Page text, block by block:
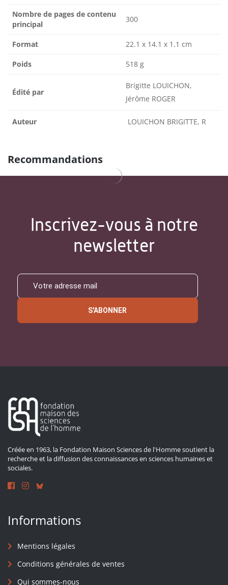
Nombre de pages de contenu
principal
300
Format 22.1 x 14.1 x 1.1 cm
Poids 518 g
Édité par
Brigitte LOUICHON,
Jérôme ROGER
Auteur LOUICHON BRIGITTE, R
Recommandations
Inscrivez-vous à notre
newsletter
S'ABONNER
Créée en 1963, la Fondation Maison Sciences de l'Homme soutient la
recherche et la diffusion des connaissances en sciences humaines et
sociales.
Informations
Mentions légales
Conditions générales de ventes
Qui sommes-nous